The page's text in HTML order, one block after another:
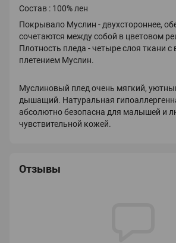
Состав : 100% лен
Покрывало Муслин - двухстороннее,
сочетаются между собой в цветовом
Плотность пледа - четыре слоя ткани
плетением Муслин.
Муслиновый плед очень мягкий,
дышащий. Натуральная
абсолютно безопасна для малышей и
чувствительной кожей.
Отзывы